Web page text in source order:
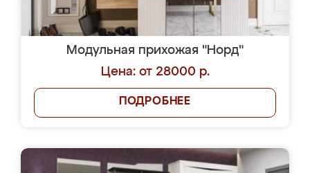
Модульная прихожая "Норд"
Цена: от 28000 р.
ПОДРОБНЕЕ